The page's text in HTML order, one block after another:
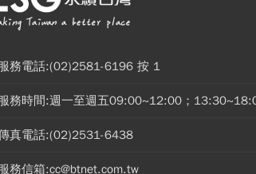
務電話:(02)2581-6196 按 1
務時間:週一至週五09:00~12:00；
真電話:(02)2531-6438
務信箱:cc@btnet.com.tw